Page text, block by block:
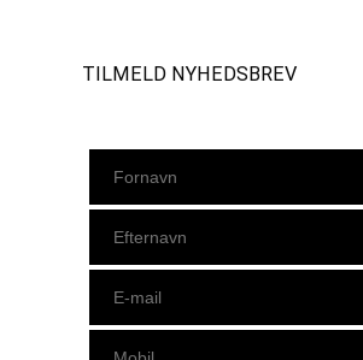
TILMELD NYHEDSBREV